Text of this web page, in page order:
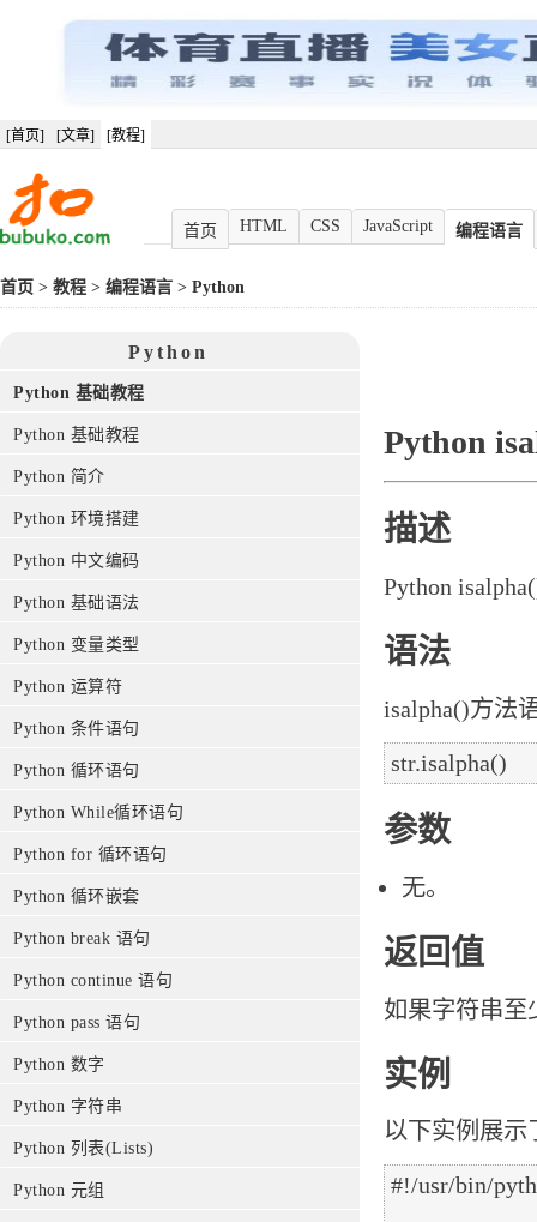
[首页] [文章] [教程]
首页 HTML CSS JavaScript 编程语言
首页 > 教程 > 编程语言 > Python
Python
Python 基础教程
Python 基础教程
Python 简介
Python 环境搭建
Python 中文编码
Python 基础语法
Python 变量类型
Python 运算符
Python 条件语句
Python 循环语句
Python While循环语句
Python for 循环语句
Python 循环嵌套
Python break 语句
Python continue 语句
Python pass 语句
Python 数字
Python 字符串
Python 列表(Lists)
Python 元组
Python
描述
Python
语法
isalpha()方法
参数
无。
返回值
如果字符串至
实例
以下实例展示
#!/usr/bin/